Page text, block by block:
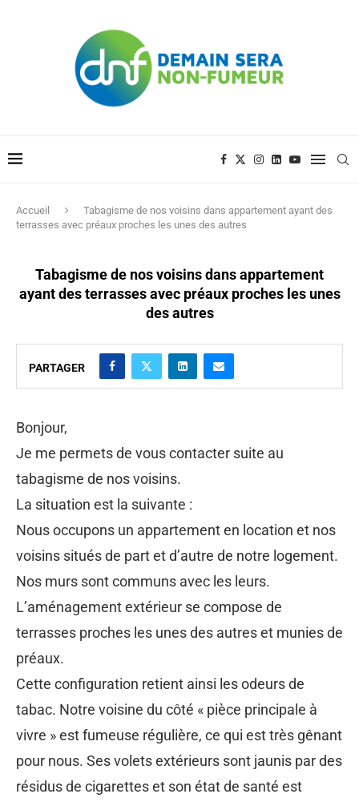
Accueil
Tabagisme de nos voisins dans appartement ayant des
terrasses avec préaux proches les unes des autres
Tabagisme de nos voisins dans appartement
ayant des terrasses avec préaux proches les unes
des autres
PARTAGER
Bonjour,
Je me permets de vous contacter suite au
tabagisme de nos voisins.
La situation est la suivante :
Nous occupons un appartement en location et nos
voisins situés de part et d’autre de notre logement.
Nos murs sont communs avec les leurs.
L’aménagement extérieur se compose de
terrasses proches les unes des autres et munies de
préaux.
Cette configuration retient ainsi les odeurs de
tabac. Notre voisine du côté « pièce principale à
vivre » est fumeuse régulière, ce qui est très gênant
pour nous. Ses volets extérieurs sont jaunis par des
résidus de cigarettes et son état de santé est